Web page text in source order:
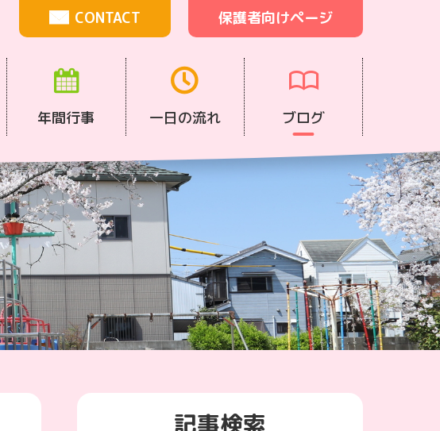
CONTACT 保護者向けページ
年間行事 一日の流れ ブログ
記事検索